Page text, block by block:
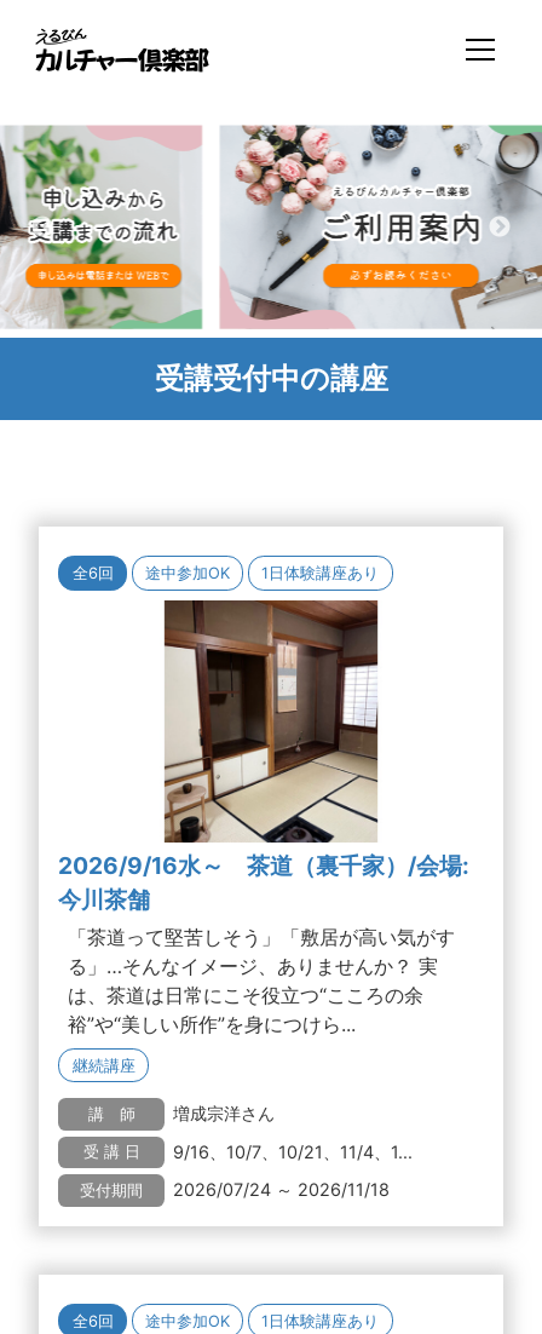
受講受付中の講座
全6回 途中参加OK 1日体験講座あり
2026/9/16水～ 茶道（裏千家）/会場:
今川茶舗
「茶道って堅苦しそう」「敷居が高い気がす
る」…そんなイメージ、ありませんか？ 実
は、茶道は日常にこそ役立つ“こころの余
裕”や“美しい所作”を身につけら...
継続講座
講 師 増成宗洋さん
受 講 日 9/16、10/7、10/21、11/4、1...
受付期間 2026/07/24 ～ 2026/11/18
全6回 途中参加OK 1日体験講座あり